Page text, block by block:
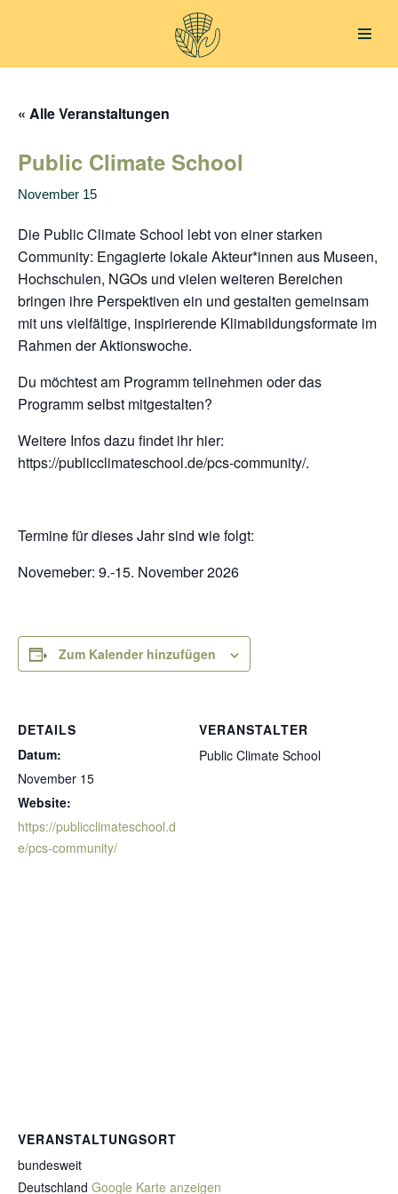
Inhalt
« Alle Veranstaltungen
Public Climate School
November 15
Die Public Climate School lebt von einer starken
Community: Engagierte lokale Akteur*innen aus Museen,
Hochschulen, NGOs und vielen weiteren Bereichen
bringen ihre Perspektiven ein und gestalten gemeinsam
mit uns vielfältige, inspirierende Klimabildungsformate im
Rahmen der Aktionswoche.
Du möchtest am Programm teilnehmen oder das
Programm selbst mitgestalten?
Weitere Infos dazu findet ihr hier:
https://publicclimateschool.de/pcs-community/.
Termine für dieses Jahr sind wie folgt:
Novemeber: 9.-15. November 2026
Zum Kalender hinzufügen
DETAILS
Datum:
November 15
Website:
https://publicclimateschool.d
e/pcs-community/
VERANSTALTER
Public Climate School
VERANSTALTUNGSORT
bundesweit
Deutschland Google Karte anzeigen